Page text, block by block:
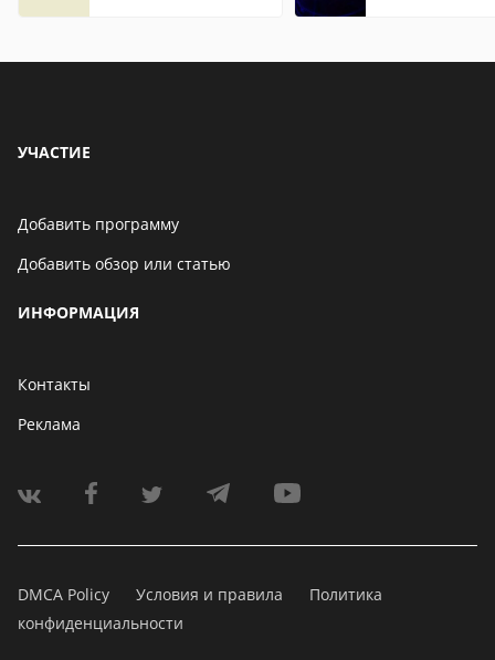
УЧАСТИЕ
Добавить программу
Добавить обзор или статью
ИНФОРМАЦИЯ
Контакты
Реклама
DMCA Policy Условия и правила
Политика
конфиденциальности